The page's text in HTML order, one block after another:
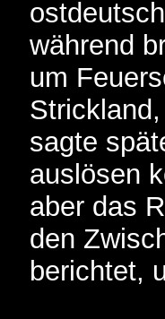
während
um
sagte
auslösen
aber das
den
berichtet,